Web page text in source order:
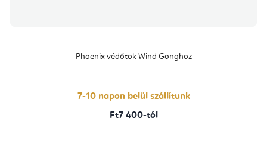
Phoenix védőtok Wind Gonghoz
7-10 napon belül szállítunk
Ft7 400-tól